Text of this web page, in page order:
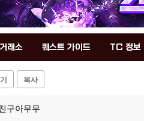
거래소 퀘스트 가이드 TC 정보
복사
구아무무